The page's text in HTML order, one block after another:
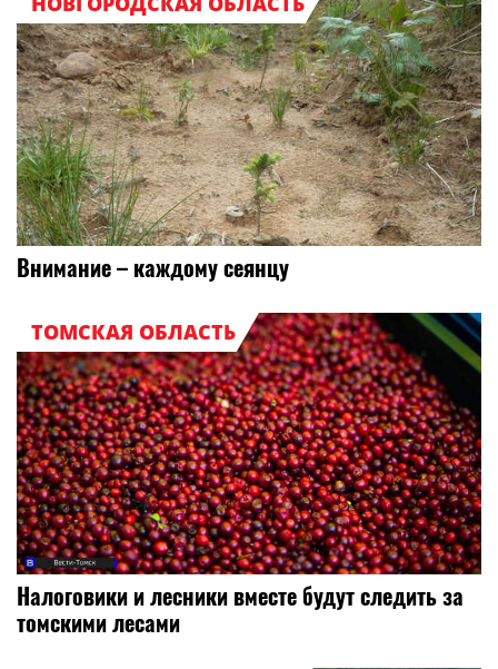
Внимание – каждому сеянцу
ТОМСКАЯ ОБЛАСТЬ
Налоговики и лесники вместе будут следить за
томскими лесами